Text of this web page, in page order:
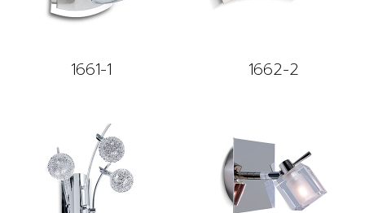
1661-1 1662-2